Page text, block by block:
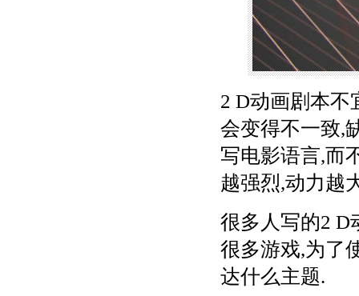
2 D动画剧本不
会变得不一致,
写电影语言,而
越强烈,动力越
很多人写的2 D
很多游戏,为了
达什么主题.